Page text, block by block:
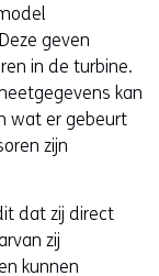
geven
in de turbine.
kan
wat er gebeurt
zijn
dat zij direct
zij
kunnen